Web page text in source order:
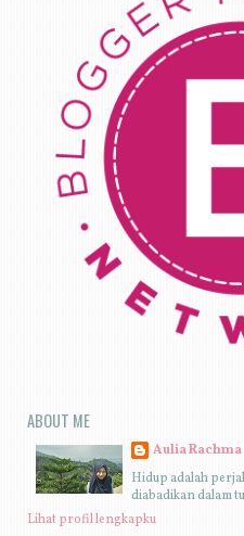
ABOUT ME
Aulia Rachma
Hidup adalah
diabadikan dalam
Lihat profil lengkapku